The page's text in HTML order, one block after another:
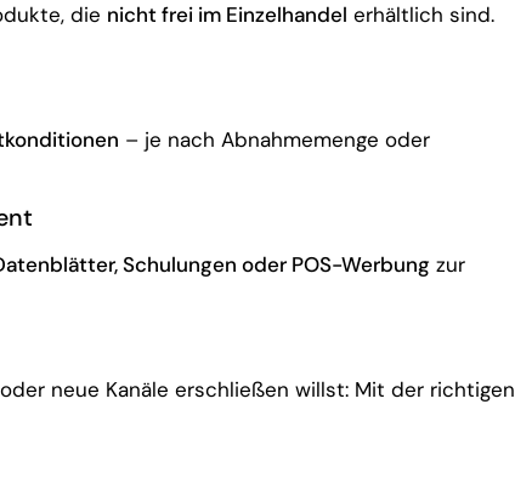
die nicht frei im Einzelhandel erhältlich sind.
– je nach Abnahmemenge oder
Schulungen oder POS-Werbung zur
neue Kanäle erschließen willst: Mit der richtigen